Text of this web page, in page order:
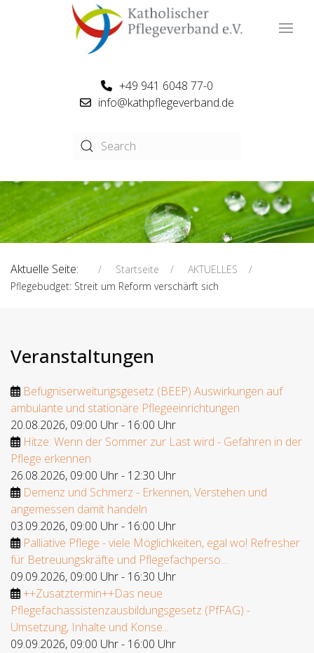
+49 941 6048 77-0
info@kathpflegeverband.de
Aktuelle Seite: Startseite
AKTUELLES
Pflegebudget: Streit um Reform verschärft sich
Veranstaltungen
Befugniserweitungsgesetz (BEEP) Auswirkungen auf
ambulante und stationäre Pflegeeinrichtungen
20.08.2026, 09:00 Uhr- 16:00 Uhr
Hitze: Wenn der Sommer zur Last wird - Gefahren in der
Pflege erkennen
26.08.2026, 09:00 Uhr- 12:30 Uhr
Demenz und Schmerz - Erkennen, Verstehen und
angemessen damit handeln
03.09.2026, 09:00 Uhr- 16:00 Uhr
Palliative Pflege - viele Möglichkeiten, egal wo! Refresher
für Betreuungskräfte und Pflegefachperso...
09.09.2026, 09:00 Uhr- 16:30 Uhr
++Zusatztermin++Das neue
Pflegefachassistenzausbildungsgesetz (PfFAG) -
Umsetzung, Inhalte und Konse...
09.09.2026, 09:00 Uhr- 16:00 Uhr